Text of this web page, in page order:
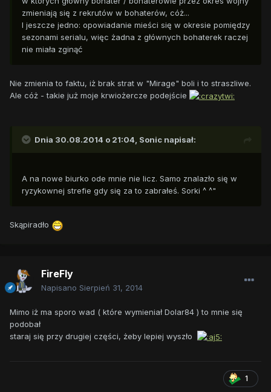
zmieniają się z rekrutów w bohaterów, cóż...
I jeszcze jedno: opowiadanie mieści się w okresie pomiędzy
sezonami serialu, więc żadna z głównych bohaterek raczej
nie miała zginąć
Nie zmienia to faktu, iż brak strat w "Mirage" boli i to straszliwe.
Ale cóż - takie już moje krwiożercze podejście
Dnia 30.08.2014 o 21:04, Sonic napisał:
A na nowe biurko ode mnie nie licz. Samo znalazło się w
ryzykownej strefie gdy się za to zabrałeś. Sorki ^ ^"
Skąpiradło
FireFly
Napisano Sierpień 31, 2014
Mimo iż ma sporo wad ( które wymieniał Dolar84 ) to mnie się
podobał
staraj się przy drugiej części, żeby lepiej wyszło
1